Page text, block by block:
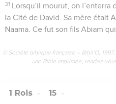
31 Lorsqu’il mourut, on
la Cité de David. Sa mère était
Naama. Ce fut son fils Abiam
© Société biblique française – Bibli’O,
une Bible imprimée, rendez-
1 Rois 15